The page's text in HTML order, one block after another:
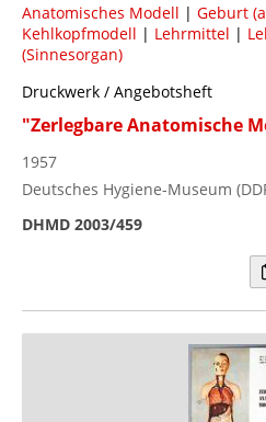
Anatomisches Modell | Geburt
Kehlkopfmodell | Lehrmittel |
(Sinnesorgan)
Druckwerk / Angebotsheft
"Zerlegbare Anatomische
1957
Deutsches Hygiene-Museum
DHMD 2003/459